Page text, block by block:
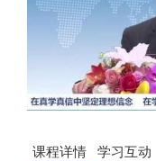
课程详情 学习互动